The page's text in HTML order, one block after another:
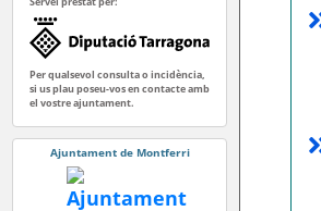
Per qualsevol consulta o incidència,
si us plau poseu-vos en contacte amb
el vostre ajuntament.
Ajuntament de Montferri